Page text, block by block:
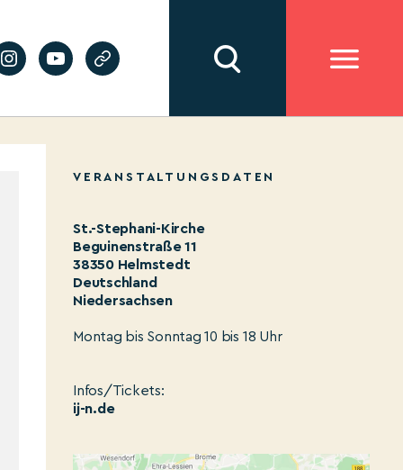
VERANSTALTUNGSDATEN
St.-Stephani-Kirche
Beguinenstraße 11
38350 Helmstedt
Deutschland
Niedersachsen
Montag bis Sonntag 10 bis 18 Uhr
Infos/Tickets:
ij-n.de